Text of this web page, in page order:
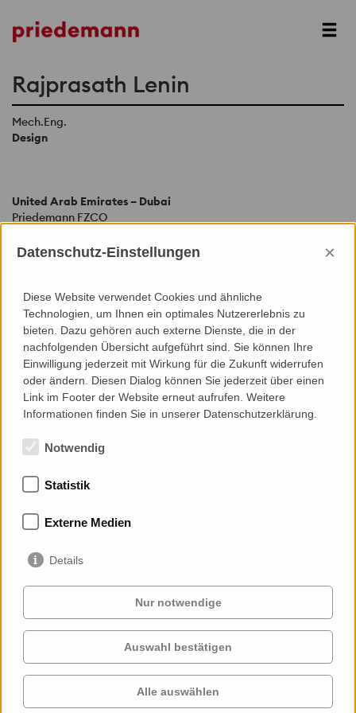
Rajprasath Lenin
Mech.Eng.
Design
United Arab Emirates – Dubai
Priedemann FZCO
Building 2, Office 222, Umm Ramool
Tel:+971 4 892 32 37
Mail:dubai@priedemann.net
Web: http://priedemann.net
Add to Contacts (Download .vcf)
Mitgliedschaften
Services
Cases
Auftraggeber
Projekte
Profil Kontakt
Datenschutz-Einstellungen ×
Diese Website verwendet Cookies und ähnliche
Technologien, um Ihnen ein optimales Nutzererlebnis zu
bieten. Dazu gehören auch externe Dienste, die in der
nachfolgenden Übersicht aufgeführt sind. Sie können Ihre
Einwilligung jederzeit mit Wirkung für die Zukunft widerrufen
oder ändern. Diesen Dialog können Sie jederzeit über einen
Link im Footer der Website erneut aufrufen. Weitere
Informationen finden Sie in unserer Datenschutzerklärung.
Notwendig
Statistik
Externe Medien
Details
Nur notwendige
Auswahl bestätigen
Alle auswählen